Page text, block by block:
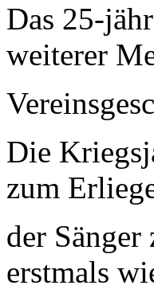
Das 25-
weiterer
Die
zum
der
erstmals